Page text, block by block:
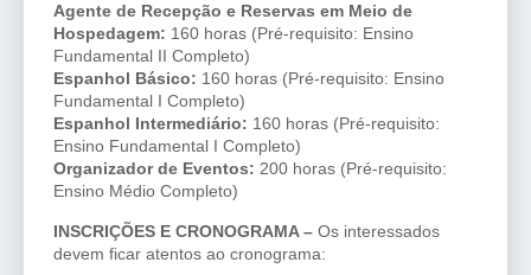
Agente de Recepção e Reservas em Meio de
Hospedagem: 160 horas (Pré-requisito: Ensino
Fundamental II Completo)
Espanhol Básico: 160 horas (Pré-requisito: Ensino
Fundamental I Completo)
Espanhol Intermediário: 160 horas (Pré-requisito:
Ensino Fundamental I Completo)
Organizador de Eventos: 200 horas (Pré-requisito:
Ensino Médio Completo)
INSCRIÇÕES E CRONOGRAMA – Os interessados
devem ficar atentos ao cronograma: